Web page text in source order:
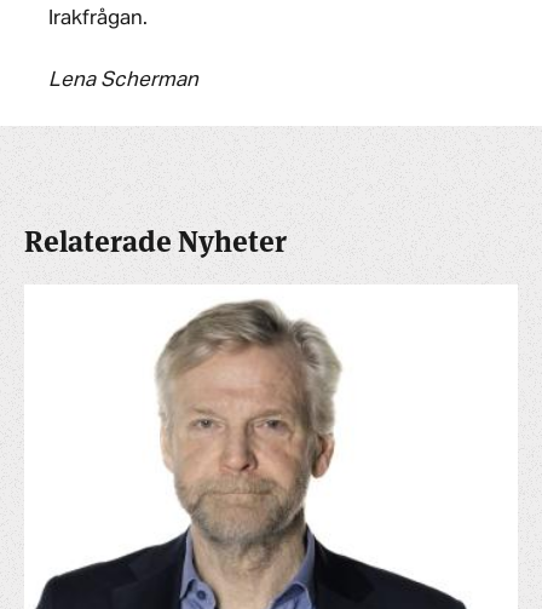
Irakfrågan.
Lena Scherman
Relaterade Nyheter